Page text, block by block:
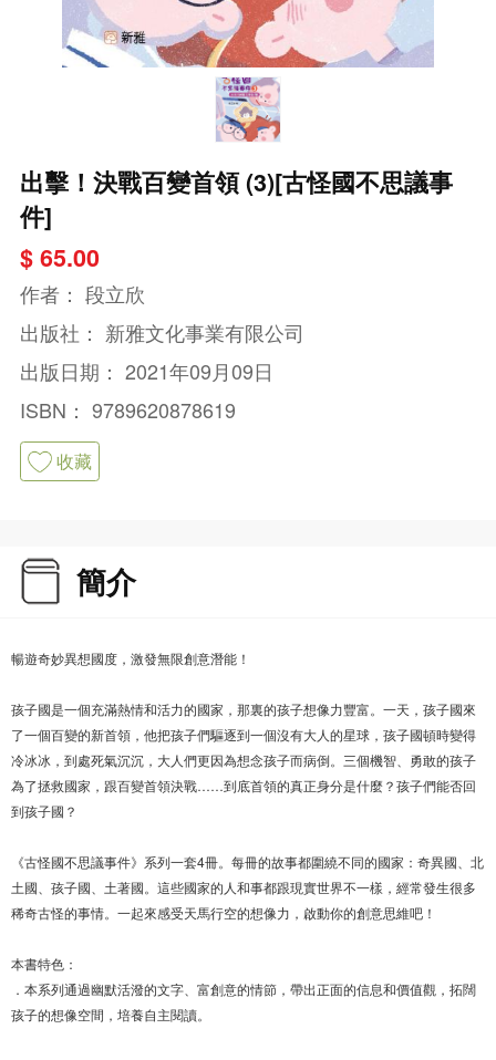
出擊！決戰百變首領 (3)[古怪國不思議事
件]
$ 65.00
作者： 段立欣
出版社： 新雅文化事業有限公司
出版日期： 2021年09月09日
ISBN： 9789620878619
收藏
簡介
暢遊奇妙異想國度，激發無限創意潛能！
孩子國是一個充滿熱情和活力的國家，那裏的孩子想像力豐富。一天，孩子國來
了一個百變的新首領，他把孩子們驅逐到一個沒有大人的星球，孩子國頓時變得
冷冰冰，到處死氣沉沉，大人們更因為想念孩子而病倒。三個機智、勇敢的孩子
為了拯救國家，跟百變首領決戰……到底首領的真正身分是什麼？孩子們能否回
到孩子國？
《古怪國不思議事件》系列一套4冊。每冊的故事都圍繞不同的國家：奇異國、北
土國、孩子國、土著國。這些國家的人和事都跟現實世界不一樣，經常發生很多
稀奇古怪的事情。一起來感受天馬行空的想像力，啟動你的創意思維吧！
本書特色：
．本系列通過幽默活潑的文字、富創意的情節，帶出正面的信息和價值觀，拓闊
孩子的想像空間，培養自主閱讀。